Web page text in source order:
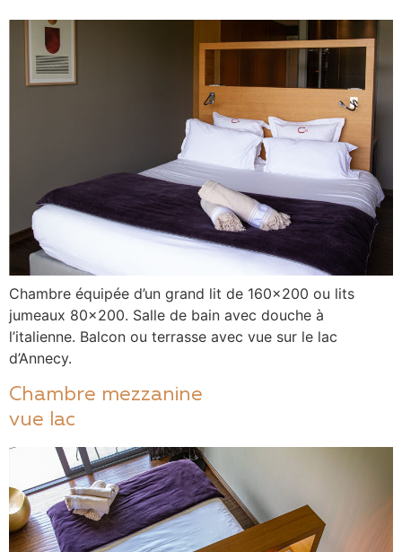
Chambre équipée d’un grand lit de 160×200 ou lits
jumeaux 80×200. Salle de bain avec douche à
l’italienne. Balcon ou terrasse avec vue sur le lac
d’Annecy.
Chambre mezzanine
vue lac